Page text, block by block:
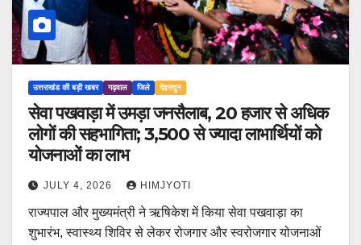
उत्तराखंड की बड़ी खबर गढ़वाल जिले देहरादून
सेवा पखवाड़ा में उमड़ा जनसैलाब, 20 हजार से अधिक
लोगों की सहभागिता; 3,500 से ज्यादा लाभार्थियों को
योजनाओं का लाभ
JULY 4, 2026 HIMJYOTI
राज्यपाल और मुख्यमंत्री ने ऋषिकेश में किया सेवा पखवाड़ा का
शुभारंभ, स्वास्थ्य शिविर से लेकर रोजगार और स्वरोजगार योजनाओं